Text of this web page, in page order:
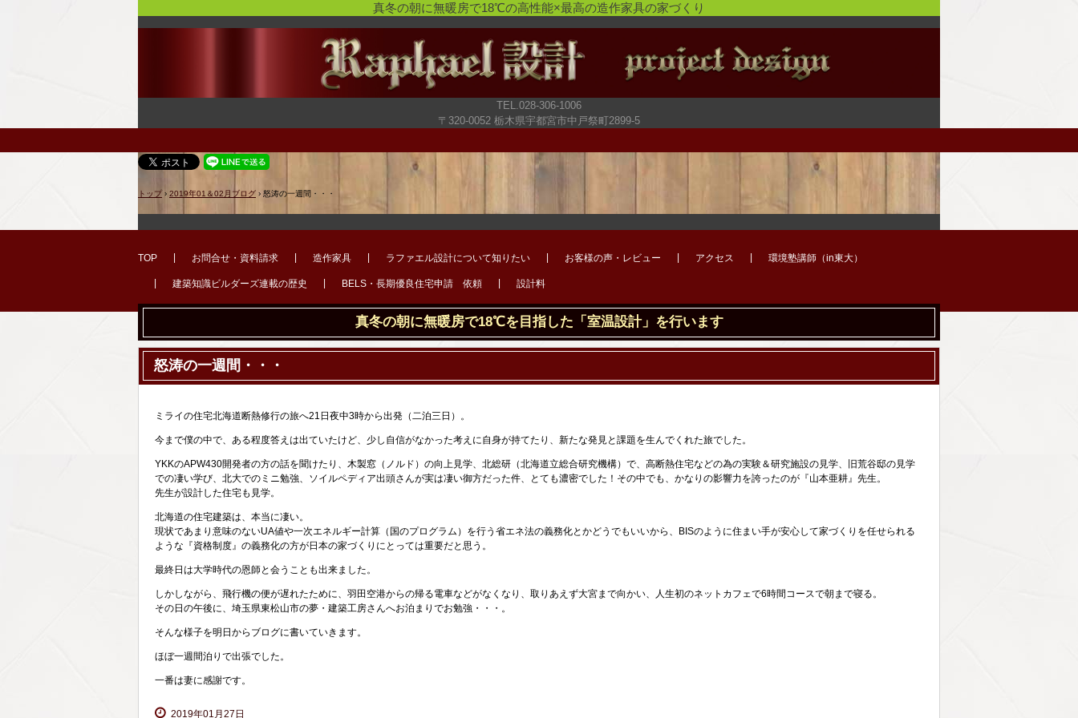
真冬の朝に無暖房で18℃の高性能×最高の造作家具の家づくり
TEL.028-306-1006
〒320-0052 栃木県宇都宮市中戸祭町2899-5
トップ › 2019年01＆02月ブログ › 怒涛の一週間・・・
TOP お問合せ・資料請求 造作家具 ラファエル設計について知りたい お客様の声・レビュー アクセス 環境塾講師（in東大）
建築知識ビルダーズ連載の歴史 BELS・長期優良住宅申請 依頼 設計料
真冬の朝に無暖房で18℃を目指した「室温設計」を行います
怒涛の一週間・・・
ミライの住宅北海道断熱修行の旅へ21日夜中3時から出発（二泊三日）。
今まで僕の中で、ある程度答えは出ていたけど、少し自信がなかった考えに自身が持てたり、新たな発見と課題を生んでくれた旅でした。
YKKのAPW430開発者の方の話を聞けたり、木製窓（ノルド）の向上見学、北総研（北海道立総合研究機構）で、高断熱住宅などの為の実験＆研究施設の見学、旧荒谷邸の見学
での凄い学び、北大でのミニ勉強、ソイルペディア出頭さんが実は凄い御方だった件、とても濃密でした！その中でも、かなりの影響力を誇ったのが『山本亜耕』先生。
先生が設計した住宅も見学。
北海道の住宅建築は、本当に凄い。
現状であまり意味のないUA値や一次エネルギー計算（国のプログラム）を行う省エネ法の義務化とかどうでもいいから、BISのように住まい手が安心して家づくりを任せられる
ような『資格制度』の義務化の方が日本の家づくりにとっては重要だと思う。
最終日は大学時代の恩師と会うことも出来ました。
しかしながら、飛行機の便が遅れたために、羽田空港からの帰る電車などがなくなり、取りあえず大宮まで向かい、人生初のネットカフェで6時間コースで朝まで寝る。
その日の午後に、埼玉県東松山市の夢・建築工房さんへお泊まりでお勉強・・・。
そんな様子を明日からブログに書いていきます。
ほぼ一週間泊りで出張でした。
一番は妻に感謝です。
2019年01月27日